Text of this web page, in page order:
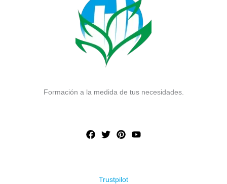
Formación a la medida de tus necesidades.
Trustpilot